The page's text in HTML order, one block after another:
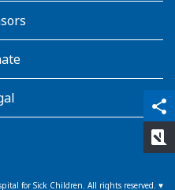
share
qr_code_scanner
content_copy
for Sick Children. All rights reserved. ♥
rate_review